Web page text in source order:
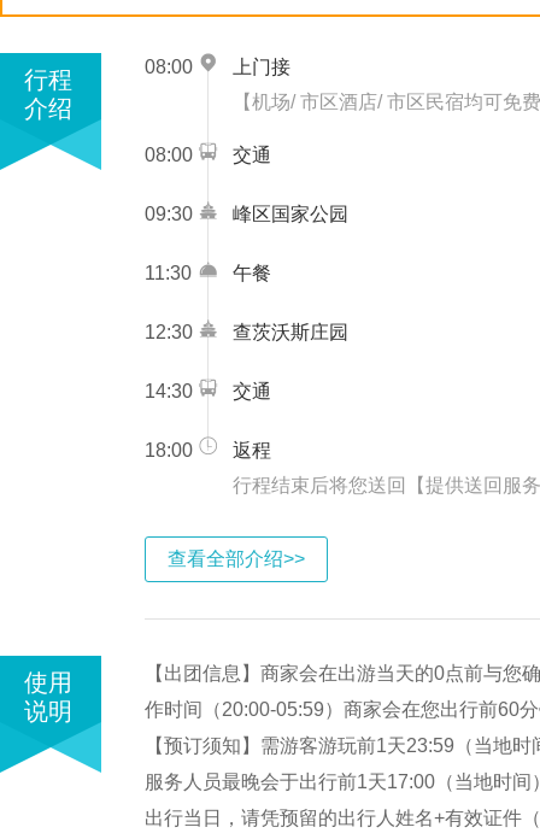
行程
介绍
08:00
上门接
【机场/ 市区酒店/ 市区民宿均可免
08:00 交通
09:30 峰区国家公园
11:30 午餐
12:30 查茨沃斯庄园
14:30 交通
18:00
返程
行程结束后将您送回【提供送回服
查看全部介绍>>
使用
说明
【出团信息】商家会在出游当天的0点前与
作时间（20:00-05:59）商家会在您出行前60
【预订须知】需游客游玩前1天23:59（当地时
服务人员最晚会于出行前1天17:00（当地时间
出行当日，请凭预留的出行人姓名+有效证件